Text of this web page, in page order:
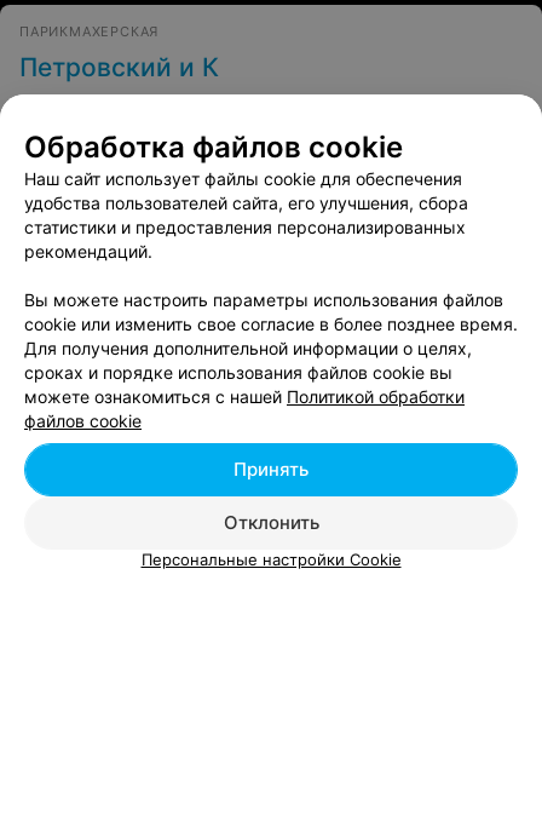
ПАРИКМАХЕРСКАЯ
Петровский и К
Минск, ул. Первомайская, 22к2
Стрижка женская
Цена по запросу
Все цены
Обработка файлов cookie
Наш сайт использует файлы cookie для обеспечения
удобства пользователей сайта, его улучшения, сбора
статистики и предоставления персонализированных
рекомендаций.
Вы можете настроить параметры использования файлов
cookie или изменить свое согласие в более позднее время.
Для получения дополнительной информации о целях,
сроках и порядке использования файлов cookie вы
можете ознакомиться с нашей Политикой обработки
файлов cookie
Отклонить
Принять
Персональные настройки Cookie